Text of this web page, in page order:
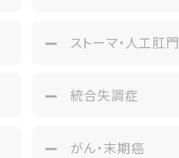
ストーマ・人工肛門
統合失調症
がん・末期癌